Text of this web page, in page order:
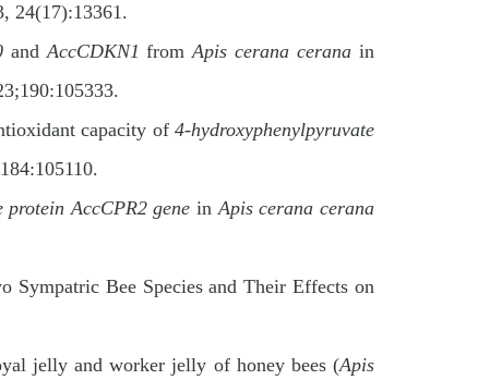
24(17):13361.
andAccCDKN1 fromApis cerana cerana in
capacity of 4-hydroxyphenylpyruvate
protein AccCPR2 gene inApis cerana cerana
Bee Species and Their Effects on
jelly and worker jelly of honey bees (Apis